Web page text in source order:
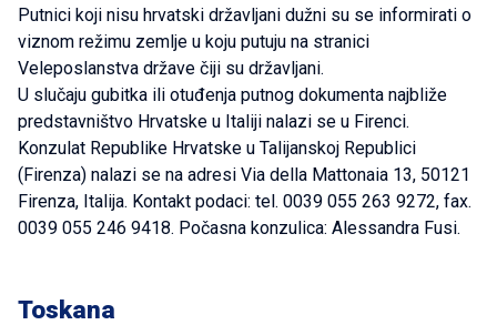
Putnici koji nisu hrvatski državljani dužni su se informirati o
viznom režimu zemlje u koju putuju na stranici
Veleposlanstva države čiji su državljani.
U slučaju gubitka ili otuđenja putnog dokumenta najbliže
predstavništvo Hrvatske u Italiji nalazi se u Firenci.
Konzulat Republike Hrvatske u Talijanskoj Republici
(Firenza) nalazi se na adresi Via della Mattonaia 13, 50121
Firenza, Italija. Kontakt podaci: tel. 0039 055 263 9272, fax.
0039 055 246 9418. Počasna konzulica: Alessandra Fusi.
Toskana